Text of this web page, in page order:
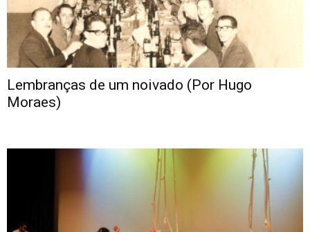
Lembranças de um noivado (Por Hugo
Moraes)